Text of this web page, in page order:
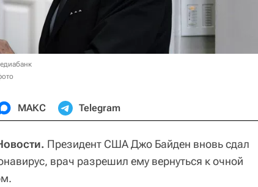
МАКС Telegram
Президент США Джо Байден вновь сдал
врач разрешил ему вернуться к очной